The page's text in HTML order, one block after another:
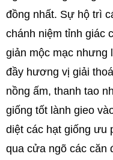
đồng nhất. Sự hộ trì
chánh niệm tỉnh giác
giản mộc mạc nhưng
đầy hương vị giải
nồng ấm, thanh tao
giống tốt lành gieo
diệt các hạt giống ưu
qua cửa ngõ các căn